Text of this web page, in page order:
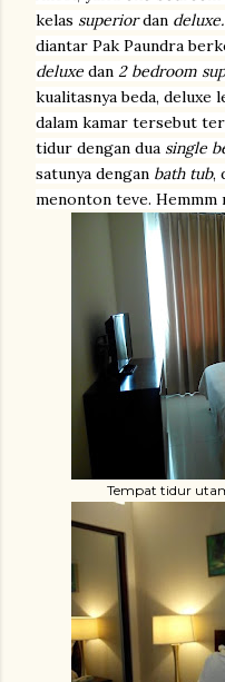
kelas superiordan deluxe.
diantar Pak Paundra
deluxe dan 2 bedroom
kualitasnya beda, deluxe
dalam kamar tersebut
tidur dengan dua single
satunya dengan bath tub,
menonton teve. Hemmm
Tempat tidur